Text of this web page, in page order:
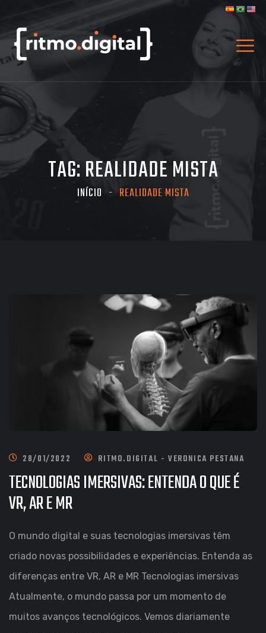
TAG:REALIDADE MISTA
INÍCIO REALIDADE MISTA
28/01/2022 RITMO.DIGITAL - VERONICA PESTANA
TECNOLOGIAS IMERSIVAS: ENTENDA O QUE É
VR, AR E MR
O mundo digital e suas tecnologias imersivas têm
criado novas possibilidades e experiências. Entenda as
diferenças entre VR, AR e MR Tecnologias imersivas
Atualmente, o mundo passa por um momento de
muitos avanços tecnológicos. Vemos diariamente